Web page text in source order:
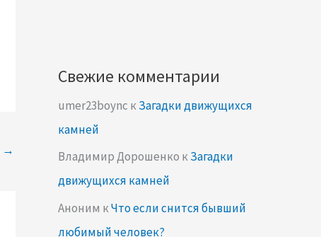
→
Свежие комментарии
umer23boync кЗагадки движущихся
камней
Владимир Дорошенко кЗагадки
движущихся камней
Аноним кЧто если снится бывший
любимый человек?